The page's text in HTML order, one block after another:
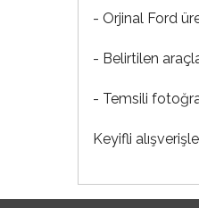
- Orjinal Ford
- Belirtilen
- Temsili
Keyifli